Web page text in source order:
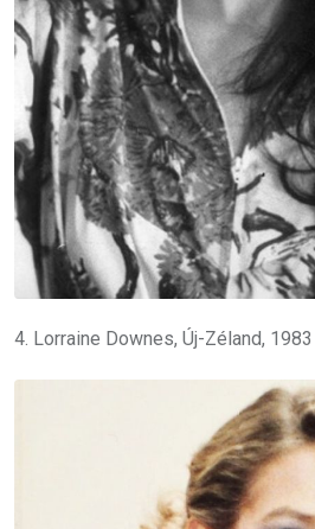
4. Lorraine Downes, Új-Zéland, 1983